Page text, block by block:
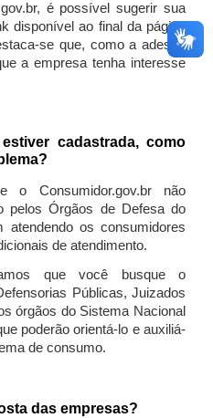
é possível sugerir sua
disponível ao final da página
se que, como a adesão
a empresa tenha interesse
cadastrada, como
o Consumidor.gov.br não
pelos Órgãos de Defesa do
atendendo os consumidores
de atendimento.
que você busque o
Públicas, Juizados
órgãos do Sistema Nacional
poderão orientá-lo e auxiliá-
de consumo.
das empresas?